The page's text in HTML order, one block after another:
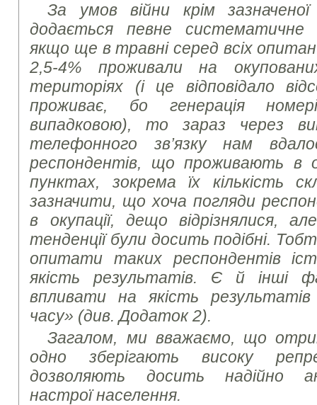
За умов війни крім
додається певне систематичне
якщо ще в травні серед всіх
2,5-4% проживали на
територіях (і це відповідало
проживає, бо генерація
випадковою), то зараз через
телефонного зв’язку нам
респондентів, що проживають в
пунктах, зокрема їх кількість
зазначити, що хоча погляди
в окупації, дещо відрізнялися,
тенденції були досить подібні.
опитати таких респондентів
якість результатів. Є й інші
впливати на якість
часу» (див. Додаток 2).
Загалом, ми вважаємо, що
одно зберігають високу
дозволяють досить надійно
настрої населення.